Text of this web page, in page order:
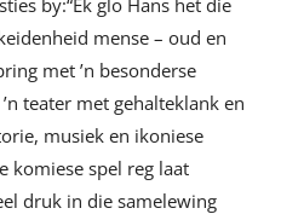
mense – oud en
met ’n besonderse
teater met gehalteklank en
musiek en ikoniese
komiese spel reg laat
druk in die samelewing